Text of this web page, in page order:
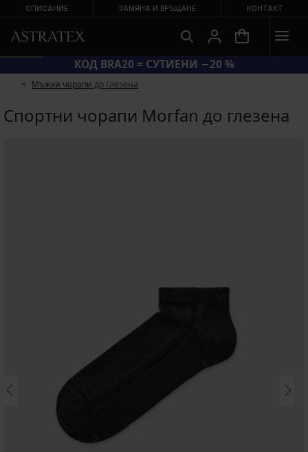
СПИСАНИЕ ЗАМЯНА И ВРЪЩАНЕ КОНТАКТ
КОД BRA20 = СУТИЕНИ −20 %
Мъжки чорапи до глезена
Спортни чорапи Morfan до глезена